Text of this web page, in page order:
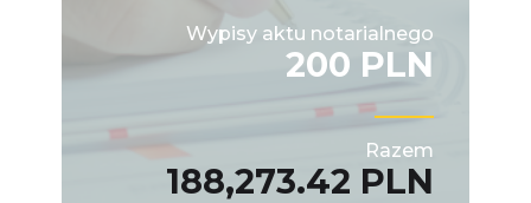
Wypisy aktu notarialnego
200 PLN
Razem
188,273.42 PLN